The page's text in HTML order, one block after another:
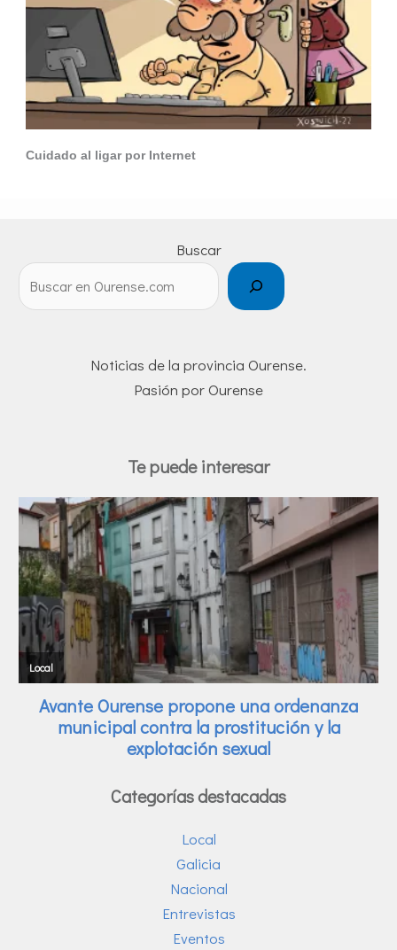
Cuidado al ligar por Internet
Buscar
Noticias de la provincia Ourense.
Pasión por Ourense
Te puede interesar
Categorías destacadas
Local
Galicia
Nacional
Entrevistas
Eventos